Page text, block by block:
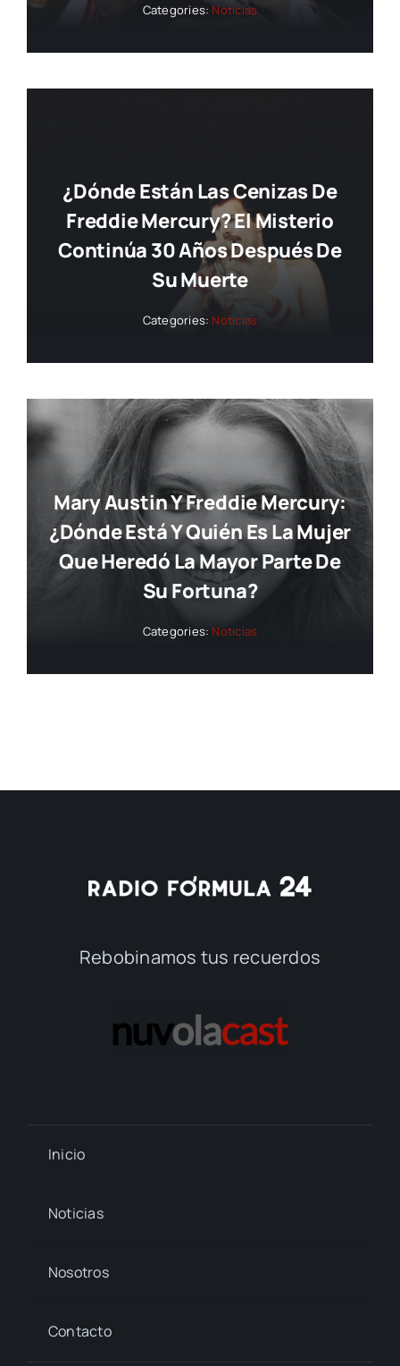
Categories: Noticias
¿Dónde Están Las Cenizas De
Freddie Mercury? El Misterio
Continúa 30 Años Después De
Su Muerte
Categories: Noticias
Mary Austin Y Freddie Mercury:
¿dónde Está Y Quién Es La Mujer
Que Heredó La Mayor Parte De
Su Fortuna?
Categories: Noticias
Rebobinamos tus recuerdos
Inicio
Noticias
Nosotros
Contacto